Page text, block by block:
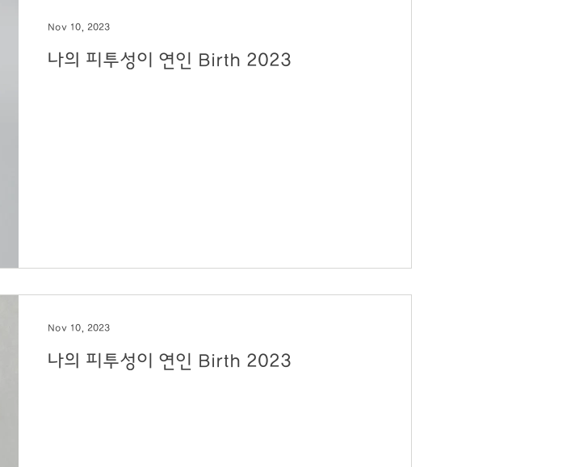
나의 피투성이 연인 Birth 2023
Nov 10, 2023
나의 피투성이 연인 Birth 2023
Nov 10, 2023